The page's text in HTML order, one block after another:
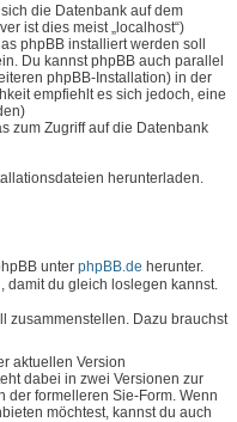
die Datenbank auf dem
ist dies meist „localhost“)
phpBB installiert werden soll
Du kannst phpBB auch parallel
phpBB-Installation) in der
empfiehlt es sich jedoch, eine
zum Zugriff auf die Datenbank
herunterladen.
unter phpBB.de herunter.
du gleich loslegen kannst.
zusammenstellen. Dazu brauchst
aktuellen Version
dabei in zwei Versionen zur
der formelleren Sie-Form. Wenn
möchtest, kannst du auch